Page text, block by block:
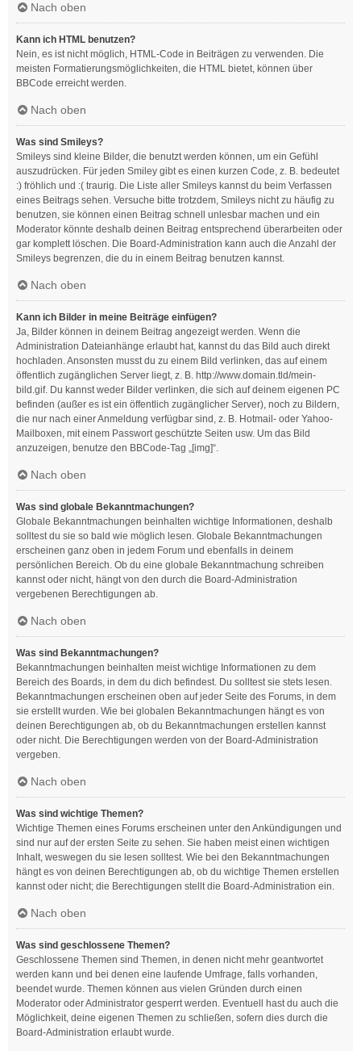
Nach oben
Kann ich HTML benutzen?
Nein, es ist nicht möglich, HTML-Code in Beiträgen zu verwenden. Die
meisten Formatierungsmöglichkeiten, die HTML bietet, können über
BBCode erreicht werden.
Nach oben
Was sind Smileys?
Smileys sind kleine Bilder, die benutzt werden können, um ein Gefühl
auszudrücken. Für jeden Smiley gibt es einen kurzen Code, z. B. bedeutet
:) fröhlich und :( traurig. Die Liste aller Smileys kannst du beim Verfassen
eines Beitrags sehen. Versuche bitte trotzdem, Smileys nicht zu häufig zu
benutzen, sie können einen Beitrag schnell unlesbar machen und ein
Moderator könnte deshalb deinen Beitrag entsprechend überarbeiten oder
gar komplett löschen. Die Board-Administration kann auch die Anzahl der
Smileys begrenzen, die du in einem Beitrag benutzen kannst.
Nach oben
Kann ich Bilder in meine Beiträge einfügen?
Ja, Bilder können in deinem Beitrag angezeigt werden. Wenn die
Administration Dateianhänge erlaubt hat, kannst du das Bild auch direkt
hochladen. Ansonsten musst du zu einem Bild verlinken, das auf einem
öffentlich zugänglichen Server liegt, z. B. http://www.domain.tld/mein-
bild.gif. Du kannst weder Bilder verlinken, die sich auf deinem eigenen PC
befinden (außer es ist ein öffentlich zugänglicher Server), noch zu Bildern,
die nur nach einer Anmeldung verfügbar sind, z. B. Hotmail- oder Yahoo-
Mailboxen, mit einem Passwort geschützte Seiten usw. Um das Bild
anzuzeigen, benutze den BBCode-Tag „[img]“.
Nach oben
Was sind globale Bekanntmachungen?
Globale Bekanntmachungen beinhalten wichtige Informationen, deshalb
solltest du sie so bald wie möglich lesen. Globale Bekanntmachungen
erscheinen ganz oben in jedem Forum und ebenfalls in deinem
persönlichen Bereich. Ob du eine globale Bekanntmachung schreiben
kannst oder nicht, hängt von den durch die Board-Administration
vergebenen Berechtigungen ab.
Nach oben
Was sind Bekanntmachungen?
Bekanntmachungen beinhalten meist wichtige Informationen zu dem
Bereich des Boards, in dem du dich befindest. Du solltest sie stets lesen.
Bekanntmachungen erscheinen oben auf jeder Seite des Forums, in dem
sie erstellt wurden. Wie bei globalen Bekanntmachungen hängt es von
deinen Berechtigungen ab, ob du Bekanntmachungen erstellen kannst
oder nicht. Die Berechtigungen werden von der Board-Administration
vergeben.
Nach oben
Was sind wichtige Themen?
Wichtige Themen eines Forums erscheinen unter den Ankündigungen und
sind nur auf der ersten Seite zu sehen. Sie haben meist einen wichtigen
Inhalt, weswegen du sie lesen solltest. Wie bei den Bekanntmachungen
hängt es von deinen Berechtigungen ab, ob du wichtige Themen erstellen
kannst oder nicht; die Berechtigungen stellt die Board-Administration ein.
Nach oben
Was sind geschlossene Themen?
Geschlossene Themen sind Themen, in denen nicht mehr geantwortet
werden kann und bei denen eine laufende Umfrage, falls vorhanden,
beendet wurde. Themen können aus vielen Gründen durch einen
Moderator oder Administrator gesperrt werden. Eventuell hast du auch die
Möglichkeit, deine eigenen Themen zu schließen, sofern dies durch die
Board-Administration erlaubt wurde.